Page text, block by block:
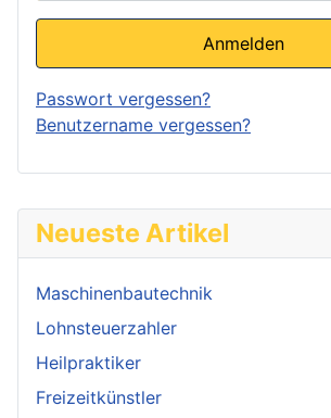
Neueste Artikel
Maschinenbautechnik
Lohnsteuerzahler
Heilpraktiker
Freizeitkünstler
Anmelden
Passwort vergessen?
Benutzername vergessen?